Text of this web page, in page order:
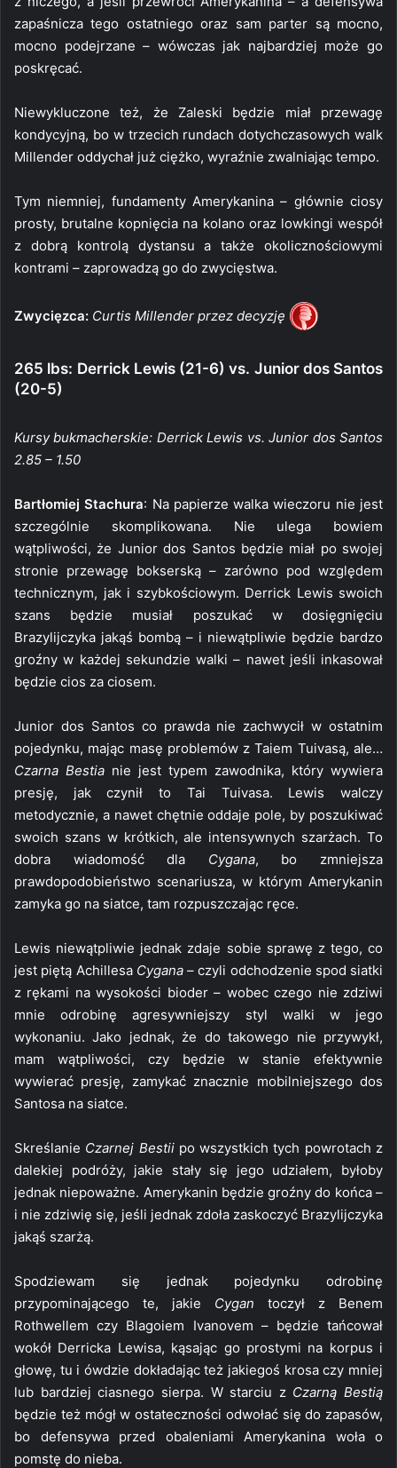
zapaśnicza tego ostatniego oraz sam parter są mocno,
mocno podejrzane – wówczas jak najbardziej może go
poskręcać.
Niewykluczone też, że Zaleski będzie miał przewagę
kondycyjną, bo w trzecich rundach dotychczasowych walk
Millender oddychał już ciężko, wyraźnie zwalniając tempo.
Tym niemniej, fundamenty Amerykanina – głównie ciosy
prosty, brutalne kopnięcia na kolano oraz lowkingi wespół
z dobrą kontrolą dystansu a także okolicznościowymi
kontrami – zaprowadzą go do zwycięstwa.
Zwycięzca: Curtis Millender przez decyzję
265 lbs: Derrick Lewis (21-6) vs. Junior dos Santos
(20-5)
Kursy bukmacherskie: Derrick Lewis vs. Junior dos Santos
2.85 – 1.50
Bartłomiej Stachura: Na papierze walka wieczoru nie jest
szczególnie skomplikowana. Nie ulega bowiem
wątpliwości, że Junior dos Santos będzie miał po swojej
stronie przewagę bokserską – zarówno pod względem
technicznym, jak i szybkościowym. Derrick Lewis swoich
szans będzie musiał poszukać w dosięgnięciu
Brazylijczyka jakąś bombą – i niewątpliwie będzie bardzo
groźny w każdej sekundzie walki – nawet jeśli inkasował
będzie cios za ciosem.
Junior dos Santos co prawda nie zachwycił w ostatnim
pojedynku, mając masę problemów z Taiem Tuivasą, ale…
Czarna Bestia nie jest typem zawodnika, który wywiera
presję, jak czynił to Tai Tuivasa. Lewis walczy
metodycznie, a nawet chętnie oddaje pole, by poszukiwać
swoich szans w krótkich, ale intensywnych szarżach. To
dobra wiadomość dla Cygana, bo zmniejsza
prawdopodobieństwo scenariusza, w którym Amerykanin
zamyka go na siatce, tam rozpuszczając ręce.
Lewis niewątpliwie jednak zdaje sobie sprawę z tego, co
jest piętą Achillesa Cygana– czyli odchodzenie spod siatki
z rękami na wysokości bioder – wobec czego nie zdziwi
mnie odrobinę agresywniejszy styl walki w jego
wykonaniu. Jako jednak, że do takowego nie przywykł,
mam wątpliwości, czy będzie w stanie efektywnie
wywierać presję, zamykać znacznie mobilniejszego dos
Santosa na siatce.
Skreślanie Czarnej Bestiipo wszystkich tych powrotach z
dalekiej podróży, jakie stały się jego udziałem, byłoby
jednak niepoważne. Amerykanin będzie groźny do końca –
i nie zdziwię się, jeśli jednak zdoła zaskoczyć Brazylijczyka
jakąś szarżą.
Spodziewam się jednak pojedynku odrobinę
przypominającego te, jakie Cygan toczył z Benem
Rothwellem czy Blagoiem Ivanovem – będzie tańcował
wokół Derricka Lewisa, kąsając go prostymi na korpus i
głowę, tu i ówdzie dokładając też jakiegoś krosa czy mniej
lub bardziej ciasnego sierpa. W starciu z Czarną Bestią
będzie też mógł w ostateczności odwołać się do zapasów,
bo defensywa przed obaleniami Amerykanina woła o
pomstę do nieba.